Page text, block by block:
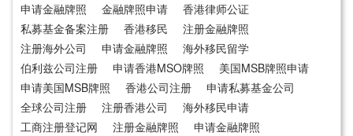
申请金融牌照 金融牌照申请
香港律师公证
私募基金备案注册
香港移民
注册金融牌照
注册海外公司
申请金融牌照
海外移民留学
伯利兹公司注册
申请香港MSO牌照
美国MSB牌照申请
申请美国MSB牌照
香港公司注册
申请私募基金公司
全球公司注册
注册香港公司
海外移民申请
工商注册登记网
注册金融牌照
申请金融牌照